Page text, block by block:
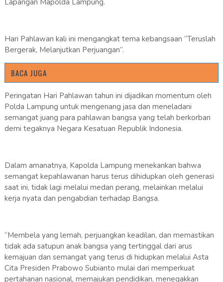
Lapangan Mapolda Lampung.
Hari Pahlawan kali ini mengangkat tema kebangsaan “Teruslah
Bergerak, Melanjutkan Perjuangan”.
BACA JUGA
Peringatan Hari Pahlawan tahun ini dijadikan momentum oleh
Polda Lampung untuk mengenang jasa dan meneladani
semangat juang para pahlawan bangsa yang telah berkorban
demi tegaknya Negara Kesatuan Republik Indonesia.
Dalam amanatnya, Kapolda Lampung menekankan bahwa
semangat kepahlawanan harus terus dihidupkan oleh generasi
saat ini, tidak lagi melalui medan perang, melainkan melalui
kerja nyata dan pengabdian terhadap Bangsa.
“Membela yang lemah, perjuangkan keadilan, dan memastikan
tidak ada satupun anak bangsa yang tertinggal dari arus
kemajuan dan semangat yang terus di hidupkan melalui Asta
Cita Presiden Prabowo Subianto mulai dari memperkuat
pertahanan nasional, memajukan pendidikan, menegakkan